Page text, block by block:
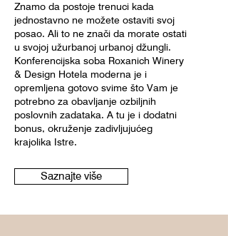
Znamo da postoje trenuci kada
jednostavno ne možete ostaviti svoj
posao. Ali to ne znači da morate ostati
u svojoj užurbanoj urbanoj džungli.
Konferencijska soba Roxanich Winery
& Design Hotela moderna je i
opremljena gotovo svime što Vam je
potrebno za obavljanje ozbiljnih
poslovnih zadataka. A tu je i dodatni
bonus, okruženje zadivljujućeg
krajolika Istre.
Saznajte više